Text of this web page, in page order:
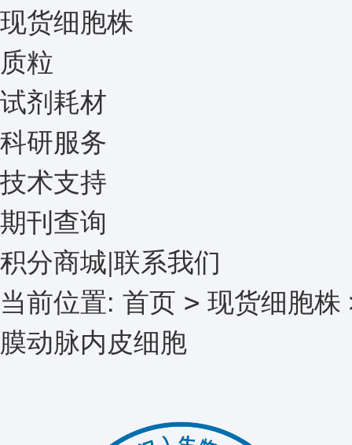
现货细胞株
质粒
试剂耗材
科研服务
技术支持
期刊查询
积分商城|联系我们
当前位置: 首页 > 现货细胞株
膜动脉内皮细胞